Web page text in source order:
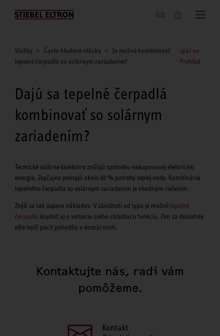
O nás
Služby Často kladené otázky
Je možné kombinovať
tepelné čerpadlá so solárnym zariadením?
späť na
Prehľad
Dajú sa tepelné čerpadlá
kombinovať so solárnym
zariadením?
Termické solárne kolektory znižujú spotrebu nakupovanej elektrickej
energie. Zvyčajne pokryjú okolo 60 % potreby teplej vody. Kombinácia
tepelného čerpadla so solárnym zariadením je vhodným riešením.
Zvýši sa tak úspora nákladov. V závislosti od typu je možnétepelné
čerpadlo doplniť aj o vetraciu alebo chladiacu funkciu, čím sa dosiahne
ešte lepší pocit pohodlia v domácnosti.
Kontaktujte nás, radi vám
pomôžeme.
Kontakt